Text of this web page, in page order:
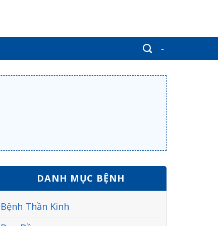
-
DANH MỤC BỆNH
Bệnh Thần Kinh